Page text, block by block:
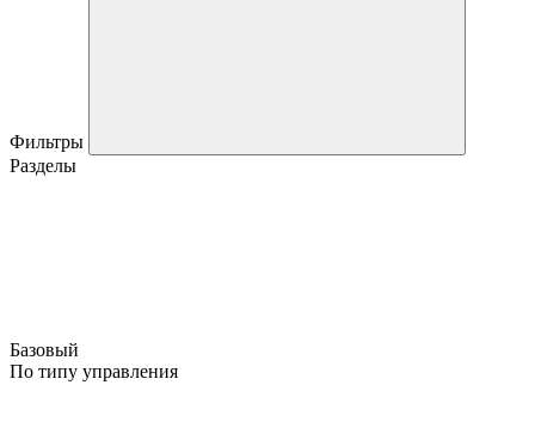
Фильтры
Разделы
Базовый
По типу управления